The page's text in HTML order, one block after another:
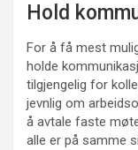
Hold
For å få mest
holde
tilgjengelig for
jevnlig om
å avtale faste
alle er på samme